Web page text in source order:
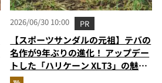
2026/06/30 10:00 PR
【スポーツサンダルの元祖】テバの
名作が9年ぶりの進化！ アップデー
トした「ハリケーン XLT3」の魅力
を識者があらゆる角度から徹底解